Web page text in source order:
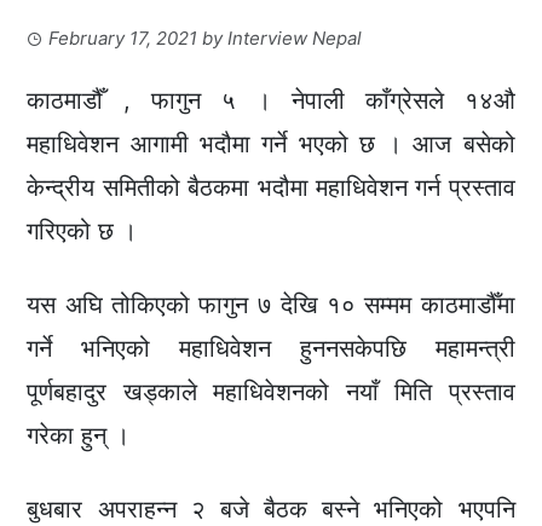
February 17, 2021 byInterview Nepal
काठमाडौँ , फागुन ५ । नेपाली काँग्रेसले १४औ
महाधिवेशन आगामी भदौमा गर्ने भएको छ । आज बसेको
केन्द्रीय समितीको बैठकमा भदौमा महाधिवेशन गर्न प्रस्ताव
गरिएको छ ।
यस अघि तोकिएको फागुन ७ देखि १० सम्मम काठमाडौँमा
गर्ने भनिएको महाधिवेशन हुननसकेपछि महामन्त्री
पूर्णबहादुर खड्काले महाधिवेशनको नयाँ मिति प्रस्ताव
गरेका हुन् ।
बुधबार अपराहन्न २ बजे बैठक बस्ने भनिएको भएपनि